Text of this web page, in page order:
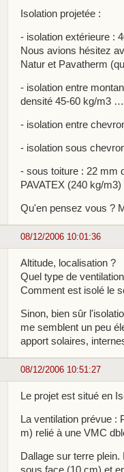
Isolation projetée :
- isolation extérieure :
Nous avions hésitez
Natur et Pavatherm
- isolation entre
densité 45-60 kg/m3
- isolation entre
- isolation sous
- sous toiture : 22 mm
PAVATEX (240 kg/m3)
Qu'en pensez vous ?
08/12/2006 10:01:36
Altitude, localisation ?
Quel type de
Comment est isolé le
Sinon, bien sûr
me semblent un peu
apport solaires,
08/12/2006 10:51:27
Le projet est situé en
La ventilation prévue :
m) relié à une VMC
Dallage sur terre
sous face (10 cm) et